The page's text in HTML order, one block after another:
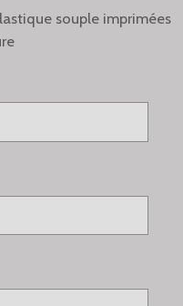
souple imprimées